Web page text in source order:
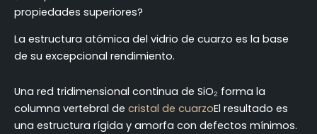
propiedades superiores?
La estructura atómica del vidrio de cuarzo es la base
de su excepcional rendimiento.
Una red tridimensional continua de SiO₂ forma la
columna vertebral de cristal de cuarzoEl resultado es
una estructura rígida y amorfa con defectos mínimos.